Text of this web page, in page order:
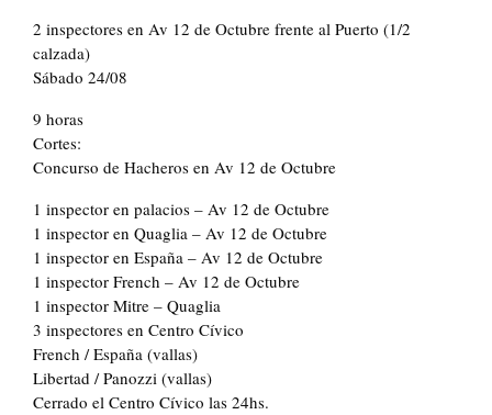
2 inspectores en Av 12 de Octubre frente al Puerto (1/2
calzada)
Sábado 24/08
9 horas
Cortes:
Concurso de Hacheros en Av 12 de Octubre
1 inspector en palacios – Av 12 de Octubre
1 inspector en Quaglia – Av 12 de Octubre
1 inspector en España – Av 12 de Octubre
1 inspector French – Av 12 de Octubre
1 inspector Mitre – Quaglia
3 inspectores en Centro Cívico
French / España (vallas)
Libertad / Panozzi (vallas)
Cerrado el Centro Cívico las 24hs.